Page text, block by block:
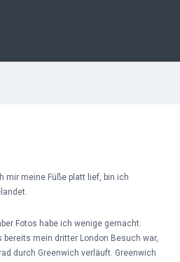
mir meine Füße platt lief, bin ich
Fotos habe ich wenige gemacht.
mein dritter London Besuch war,
durch Greenwich verläuft. Greenwich